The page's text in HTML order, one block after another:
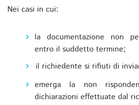
Nei casi in cui:
la documentazione non
entro il suddetto termine;
il richiedente si rifiuti di
emerga la non
dichiarazioni effettuate dal